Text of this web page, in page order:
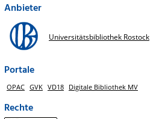
Anbieter
Universitätsbibliothek Rostock
Portale
OPAC GVK VD18 Digitale Bibliothek MV
Rechte